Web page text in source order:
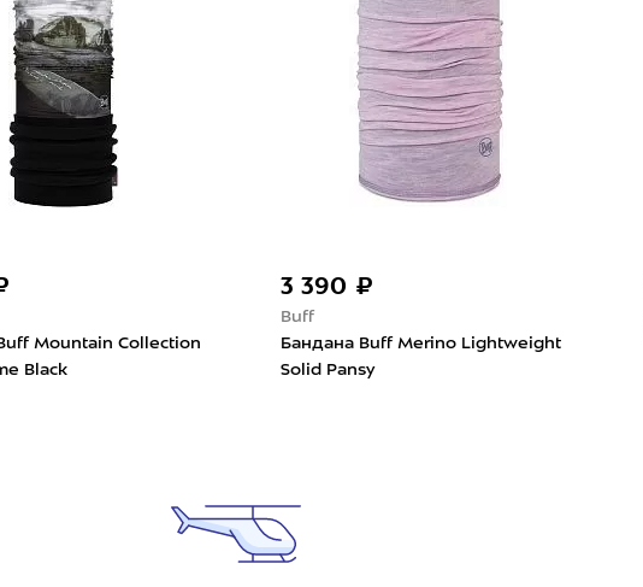
Mountain Collection
Black
3 390 ₽
Buff
Бандана Buff Merino Lightweight
Solid Pansy